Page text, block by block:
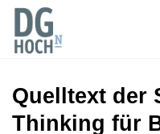
Quelltext der
Thinking für